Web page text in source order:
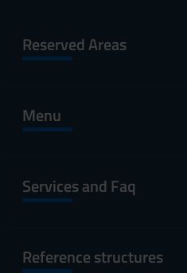
Reserved Areas
Menu
Services and Faq
Reference structures